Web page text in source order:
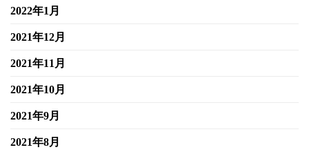
2022年1月
2021年12月
2021年11月
2021年10月
2021年9月
2021年8月